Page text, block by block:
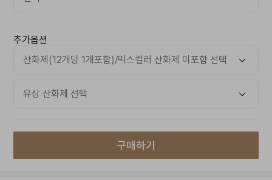
추가옵션
구매하기